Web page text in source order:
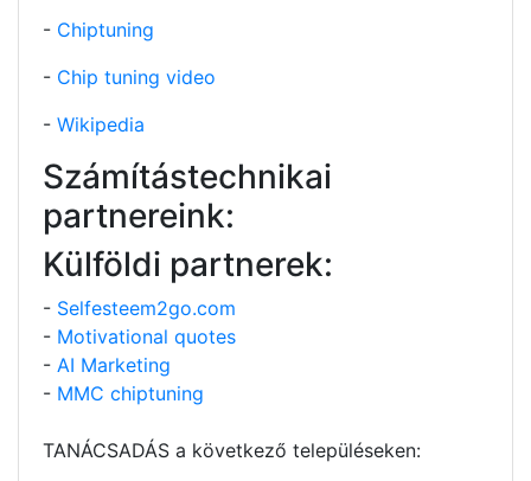
- Chiptuning
- Chip tuning video
- Wikipedia
Számítástechnikai
partnereink:
Külföldi partnerek:
- Selfesteem2go.com
- Motivational quotes
- AI Marketing
- MMC chiptuning
TANÁCSADÁS a következő településeken: